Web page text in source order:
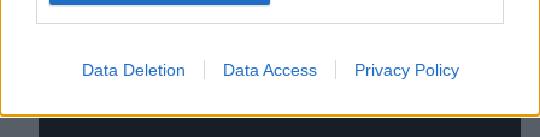
Data Deletion Data Access Privacy Policy